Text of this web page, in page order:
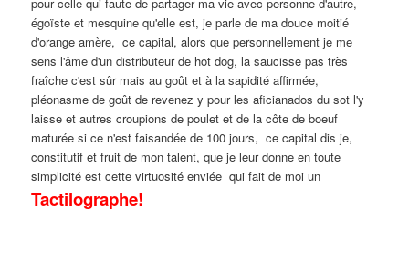
égoïste et mesquine qu'elle est, je parle de ma douce moitié
d'orange amère, ce capital, alors que personnellement je me
sens l'âme d'un distributeur de hot dog, la saucisse pas très
fraîche c'est sûr mais au goût et à la sapidité affirmée,
pléonasme de goût de revenez y pour les aficianados du sot l'y
laisse et autres croupions de poulet et de la côte de boeuf
maturée si ce n'est faisandée de 100 jours, ce capital dis je,
constitutif et fruit de mon talent, que je leur donne en toute
simplicité est cette virtuosité enviée qui fait de moi un
Tactilographe!